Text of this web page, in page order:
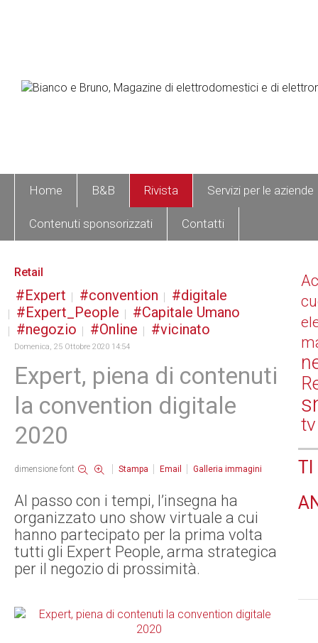
Home B&B Rivista Servizi per le aziende
Contenuti sponsorizzati Contatti
Retail
Expert convention
digitale
Expert_People
Capitale Umano
negozio
Online vicinato
Domenica, 25 Ottobre 2020 14:54
Expert, piena di contenuti
la convention digitale
2020
dimensione font Stampa Email Galleria immagini
Al passo con i tempi, l’insegna ha
organizzato uno show virtuale a cui
hanno partecipato per la prima volta
tutti gli Expert People, arma strategica
per il negozio di prossimità.
tv
TI